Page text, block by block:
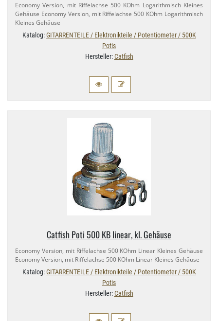
Economy Version, mit Riffelachse 500 KOhm Logarithmisch Kleines
Gehäuse Economy Version, mit Riffelachse 500 KOhm Logarithmisch
Kleines Gehäuse
Katalog:GITARRENTEILE / Elektronikteile / Potentiometer / 500K
Potis
Hersteller:Catfish
Catfish Poti 500 KB linear, kl. Gehäuse
Economy Version, mit Riffelachse 500 KOhm Linear Kleines Gehäuse
Economy Version, mit Riffelachse 500 KOhm Linear Kleines Gehäuse
Katalog:GITARRENTEILE / Elektronikteile / Potentiometer / 500K
Potis
Hersteller:Catfish